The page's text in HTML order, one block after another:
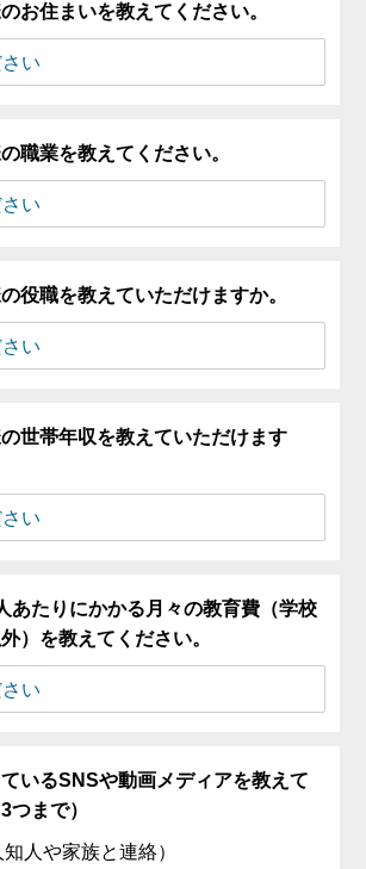
お住まいを教えてください。
職業を教えてください。
役職を教えていただけますか。
世帯年収を教えていただけます
あたりにかかる月々の教育費（学校
）を教えてください。
いるSNSや動画メディアを教えて
つまで）
人や家族と連絡）